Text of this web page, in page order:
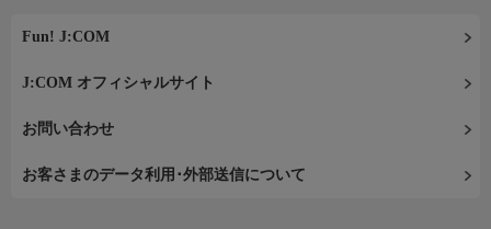
Fun! J:COM
J:COM オフィシャルサイト
お問い合わせ
お客さまのデータ利用･外部送信について